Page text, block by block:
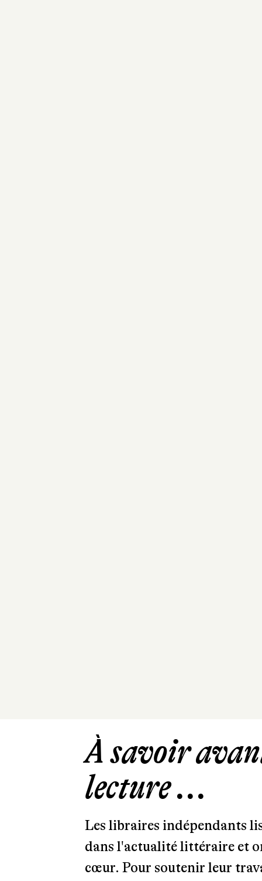
À savoir
lecture ...
Les libraires indépendants
dans l'actualité littéraire et
cœur. Pour soutenir leur